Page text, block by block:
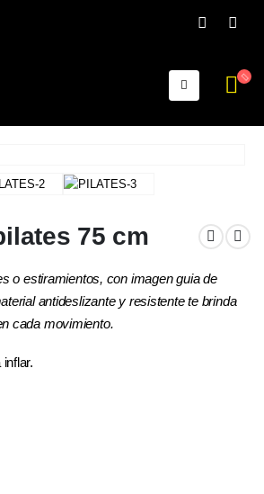
75 cm
o estiramientos, con imagen guia de
antideslizante y resistente te brinda
cada movimiento.